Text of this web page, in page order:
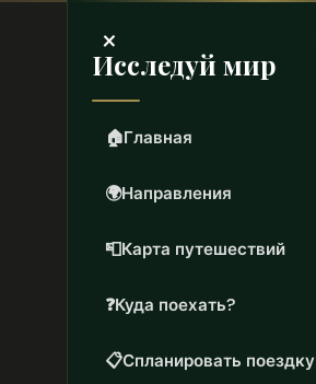
×
Исследуй мир
🏠Главная
🌍Направления
📮Карта путешествий
❓Куда поехать?
📋Спланировать поездку